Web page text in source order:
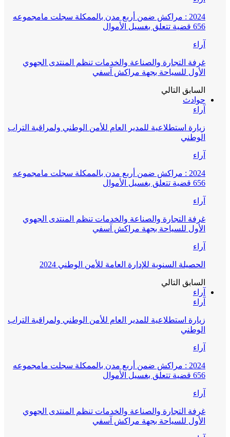
2024 : مراكش ضمن أربع مدن بالممكلة سجلت مامجموعه
656 قضية تتعلق بغسيل الأموال
آراء
غرفة التجارة والصناعة والخدمات تنظم المنتدى الجهوي
الأول للسياحة بجهة مراكش آسفي
السابق التالي
حوادث
آراء
زيارة استطلاعية للمدير العام للأمن الوطني ولمراقبة التراب
الوطني
آراء
2024 : مراكش ضمن أربع مدن بالممكلة سجلت مامجموعه
656 قضية تتعلق بغسيل الأموال
آراء
غرفة التجارة والصناعة والخدمات تنظم المنتدى الجهوي
الأول للسياحة بجهة مراكش آسفي
آراء
الحصيلة السنوية للإدارة العامة للأمن الوطني 2024
السابق التالي
آراء
آراء
زيارة استطلاعية للمدير العام للأمن الوطني ولمراقبة التراب
الوطني
آراء
2024 : مراكش ضمن أربع مدن بالممكلة سجلت مامجموعه
656 قضية تتعلق بغسيل الأموال
آراء
غرفة التجارة والصناعة والخدمات تنظم المنتدى الجهوي
الأول للسياحة بجهة مراكش آسفي